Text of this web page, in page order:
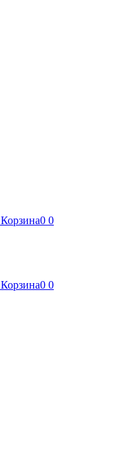
Корзина0 0
Корзина0 0